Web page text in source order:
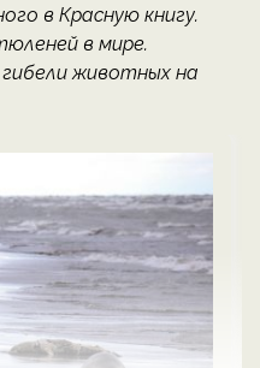
в Красную книгу.
в мире.
животных на